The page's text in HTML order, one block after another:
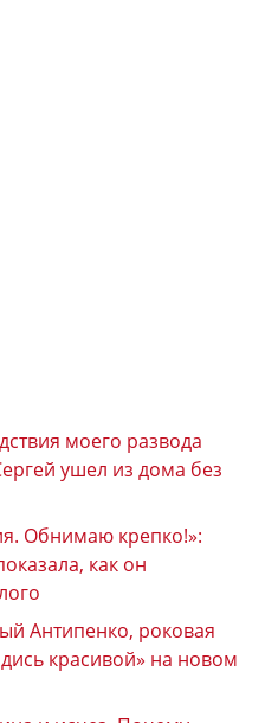
моего развода
ушел из дома без
Обнимаю крепко!»:
как он
Антипенко, роковая
красивой» на новом